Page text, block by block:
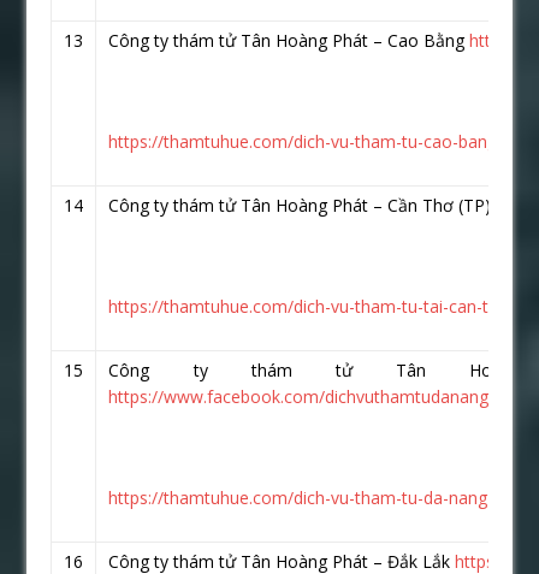
13 Công ty thám tử Tân Hoàng Phát – Cao Bằnghttps://
https://thamtuhue.com/dich-vu-tham-tu-cao-bang-uy-
14 Công ty thám tử Tân Hoàng Phát – Cần Thơ (TP)
https://thamtuhue.com/dich-vu-tham-tu-tai-can-tho-
15
Công ty thám tử Tân
https://www.facebook.com/dichvuthamtudanang.vn/
https://thamtuhue.com/dich-vu-tham-tu-da-nang-uy-
16 Công ty thám tử Tân Hoàng Phát – Đắk Lắkhttps://